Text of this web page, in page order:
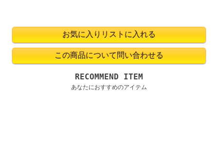
RECOMMEND ITEM
あなたにおすすめのアイテム